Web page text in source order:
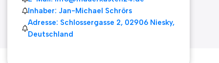
Inhaber: Jan-Michael Schrörs
Adresse: Schlossergasse 2, 02906 Niesky,
Deutschland